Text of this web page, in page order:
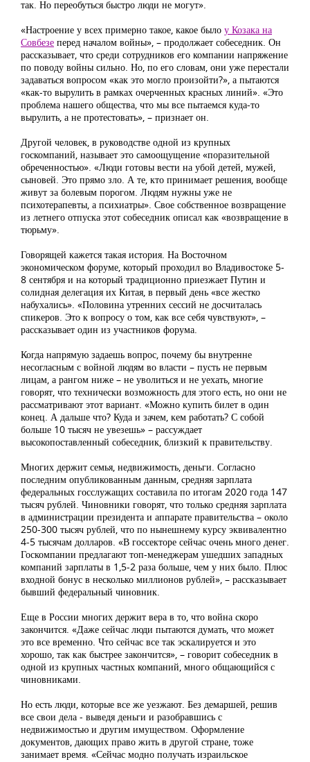
так. Но переобуться быстро люди не могут».
«Настроение у всех примерно такое, какое было у Козака на
Совбезе перед началом войны», – продолжает собеседник. Он
рассказывает, что среди сотрудников его компании напряжение
по поводу войны сильно. Но, по его словам, они уже перестали
задаваться вопросом «как это могло произойти?», а пытаются
«как-то вырулить в рамках очерченных красных линий». «Это
проблема нашего общества, что мы все пытаемся куда-то
вырулить, а не протестовать», – признает он.
Другой человек, в руководстве одной из крупных
госкомпаний, называет это самоощущение «поразительной
обреченностью». «Люди готовы вести на убой детей, мужей,
сыновей. Это прямо зло. А те, кто принимает решения, вообще
живут за болевым порогом. Людям нужны уже не
психотерапевты, а психиатры». Свое собственное возвращение
из летнего отпуска этот собеседник описал как «возвращение в
тюрьму».
Говорящей кажется такая история. На Восточном
экономическом форуме, который проходил во Владивостоке 5-
8 сентября и на который традиционно приезжает Путин и
солидная делегация их Китая, в первый день «все жестко
набухались». «Половина утренних сессий не досчиталась
спикеров. Это к вопросу о том, как все себя чувствуют», –
рассказывает один из участников форума.
Когда напрямую задаешь вопрос, почему бы внутренне
несогласным с войной людям во власти – пусть не первым
лицам, а рангом ниже – не уволиться и не уехать, многие
говорят, что технически возможность для этого есть, но они не
рассматривают этот вариант. «Можно купить билет в один
конец. А дальше что? Куда и зачем, кем работать? С собой
больше 10 тысяч не увезешь» – рассуждает
высокопоставленный собеседник, близкий к правительству.
Многих держит семья, недвижимость, деньги. Согласно
последним опубликованным данным, средняя зарплата
федеральных госслужащих составила по итогам 2020 года 147
тысяч рублей. Чиновники говорят, что только средняя зарплата
в администрации президента и аппарате правительства – около
250-300 тысяч рублей, что по нынешнему курсу эквивалентно
4-5 тысячам долларов. «В госсекторе сейчас очень много денег.
Госкомпании предлагают топ-менеджерам ушедших западных
компаний зарплаты в 1,5-2 раза больше, чем у них было. Плюс
входной бонус в несколько миллионов рублей», – рассказывает
бывший федеральный чиновник.
Еще в России многих держит вера в то, что война скоро
закончится. «Даже сейчас люди пытаются думать, что может
это все временно. Что сейчас все так эскалируется и это
хорошо, так как быстрее закончится», – говорит собеседник в
одной из крупных частных компаний, много общающийся с
чиновниками.
Но есть люди, которые все же уезжают. Без демаршей, решив
все свои дела - выведя деньги и разобравшись с
недвижимостью и другим имуществом. Оформление
документов, дающих право жить в другой стране, тоже
занимает время. «Сейчас модно получать израильское